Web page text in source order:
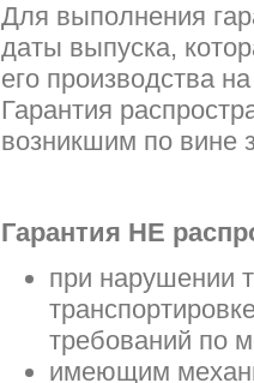
Для выполнения
даты выпуска,
его производства
Гарантия
возникшим по вине
Гарантия НЕ
при нарушении
требований по
имеющим